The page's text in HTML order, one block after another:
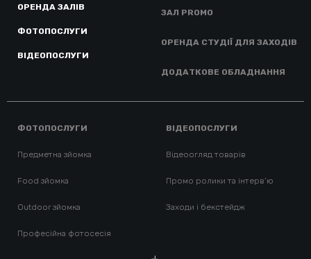
ОРЕНДА ЗАЛІВ
ФОТОПОСЛУГИ
ВІДЕОПОСЛУГИ
ЗАЛ PROMO
ОРЕНДА СТУДІЇ ДЛЯ ЗАХОДІВ
ДОДАТКОВЕ ОБЛАДНАННЯ
ФОТОПОСЛУГИ
Предметна зйомка
Food зйомка
Outdoor зйомка
Професійна фотосесія
ВІДЕОПОСЛУГИ
Відеоогляд товарів
Промо ролики та інтерв’ю
Заходи і бекстейдж